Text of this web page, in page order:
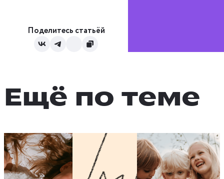
Поделитесь статьёй
Ещё по теме